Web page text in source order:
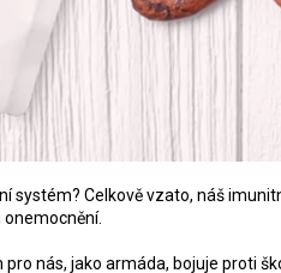
systém? Celkově vzato, náš
pro nás, jako armáda, bojuje proti